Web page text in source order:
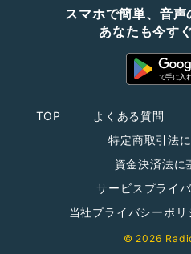
スマホで簡単、音声
あなたも今す
TOP よくある質問
特定商取引法
資金決済法に
サービスプライ
当社プライバシーポリ
© 2026